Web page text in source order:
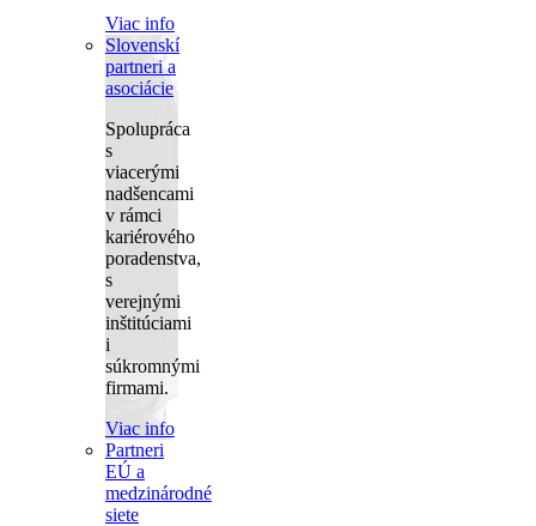
Viac info
Slovenskí
partneri a
asociácie
Spolupráca
s
viacerými
nadšencami
v rámci
kariérového
poradenstva,
s
verejnými
inštitúciami
i
súkromnými
firmami.
Viac info
Partneri
EÚ a
medzinárodné
siete